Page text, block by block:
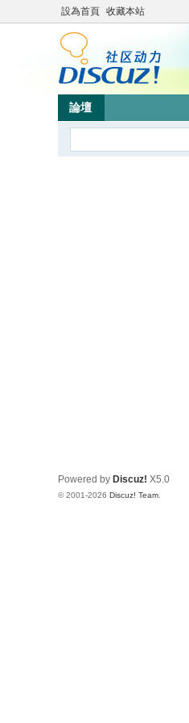
設為首頁 收藏本站
論壇
Powered by Discuz! X5.0
© 2001-2026 Discuz! Team